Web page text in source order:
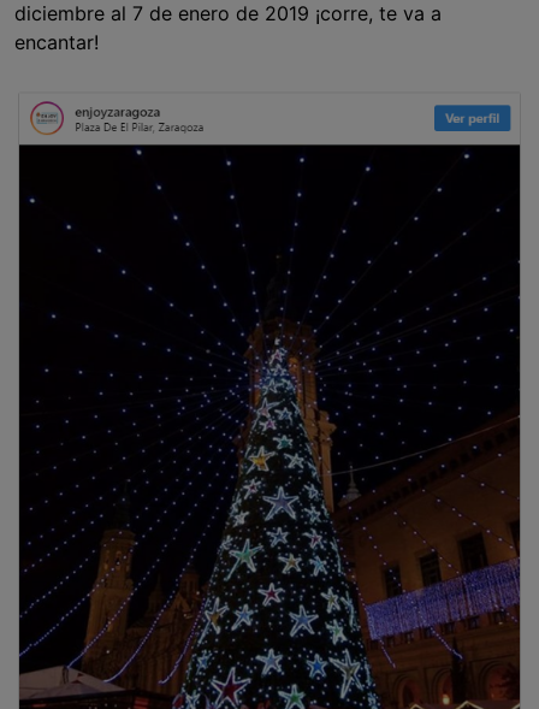
diciembre al 7 de enero de 2019 ¡corre, te va a
encantar!